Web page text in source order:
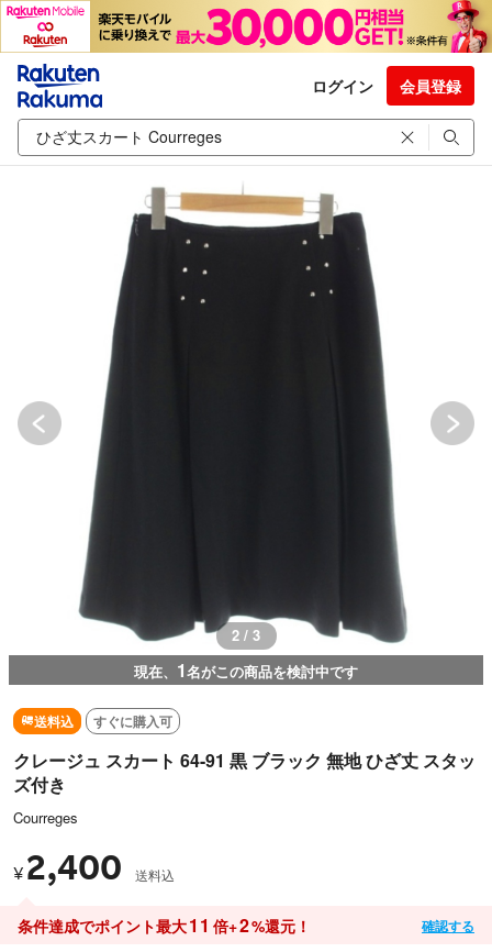
ログイン 会員登録
3 / 3
現在、 1名がこの商品を検討中です
送料込 すぐに購入可
クレージュ スカート 64-91 黒 ブラック 無地 ひざ丈 スタッ
ズ付き
Courreges
¥ 2,400 送料込
条件達成でポイント最大11 倍+2%還元！ 確認する